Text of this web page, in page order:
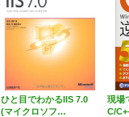
ひと目でわかるIIS 7.0
(マイクロソフ…
現場
C/